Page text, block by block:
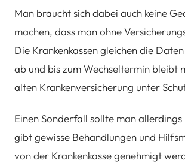
Man braucht sich dabei auch keine
machen, dass man ohne
Die Krankenkassen gleichen die
ab und bis zum Wechseltermin bleibt
alten Krankenversicherung unter
Einen Sonderfall sollte man allerdings
gibt gewisse Behandlungen und
von der Krankenkasse genehmigt